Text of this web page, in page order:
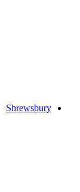
Shrewsbury